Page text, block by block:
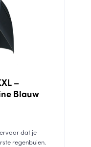
–
Blauw
dat je
regenbuien.